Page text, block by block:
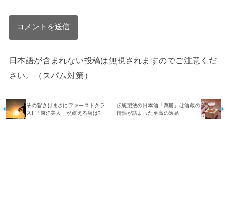
日本語が含まれない投稿は無視されますのでご注意くだ
さい。（スパム対策）
その旨さはまさにファーストクラ
ス! 「東洋美人」が買える店は?
伝統製法の日本酒「萬勝」は酒蔵の
情熱が詰まった至高の逸品